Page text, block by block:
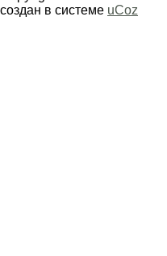
создан в системе uCoz